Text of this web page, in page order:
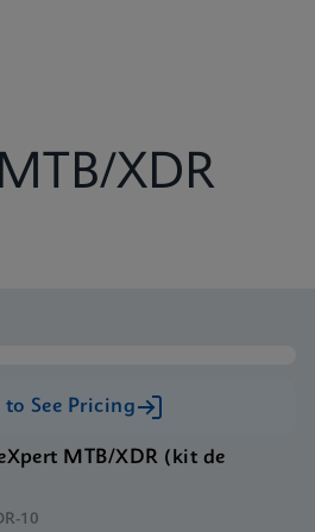
XDR
See Pricing
MTB/XDR (kit de
10